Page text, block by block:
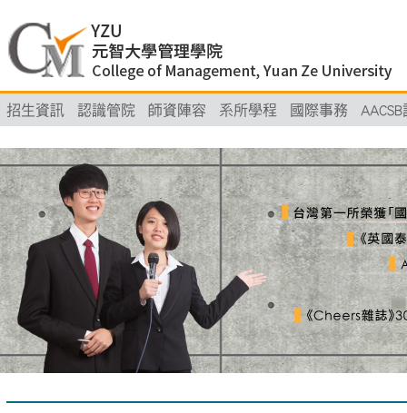
招生資訊 認識管院 師資陣容 系所學程 國際事務